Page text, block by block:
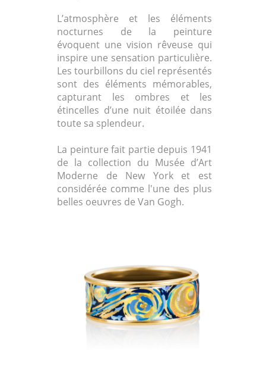
L’atmosphère et les éléments
nocturnes de la peinture
évoquent une vision rêveuse qui
inspire une sensation particulière.
Les tourbillons du ciel représentés
sont des éléments mémorables,
capturant les ombres et les
étincelles d’une nuit étoilée dans
toute sa splendeur.
La peinture fait partie depuis 1941
de la collection du Musée d’Art
Moderne de New York et est
considérée comme l'une des plus
belles oeuvres de Van Gogh.